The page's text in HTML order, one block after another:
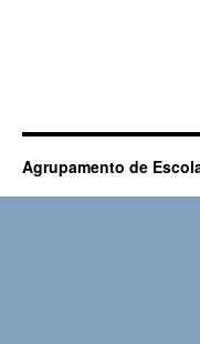
Agrupamento de